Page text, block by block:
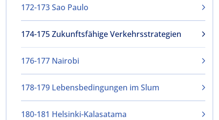
172-173 Sao Paulo
174-175 Zukunftsfähige Verkehrsstrategien
176-177 Nairobi
178-179 Lebensbedingungen im Slum
180-181 Helsinki-Kalasatama